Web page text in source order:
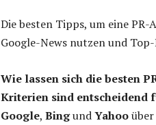
Die besten Tipps, um eine
Google-News nutzen und
Wie lassen sich die besten
Kriterien sind entscheidend
Google, BingundYahoo